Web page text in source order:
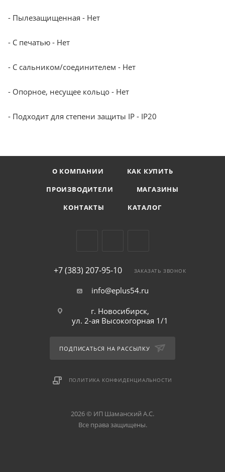
- Пылезащищенная - Нет
- С печатью - Нет
- С сальником/соединителем - Нет
- Опорное, несущее кольцо - Нет
- Подходит для степени защиты IP - IP20
О КОМПАНИИ
КАК КУПИТЬ
ПРОИЗВОДИТЕЛИ
МАГАЗИНЫ
КОНТАКТЫ
КАТАЛОГ
+7 (383) 207-95-10 ЗАКАЗАТЬ ЗВОНОК
info@eplus54.ru
г. Новосибирск,
ул. 2-ая Высокогорная 1/1
ПОДПИСАТЬСЯ НА РАССЫЛКУ
ПОЛИТИКА КОНФИДЕНЦИАЛЬНОСТИ
2026 © ИП Шаманский А.С.
Все права защищены.